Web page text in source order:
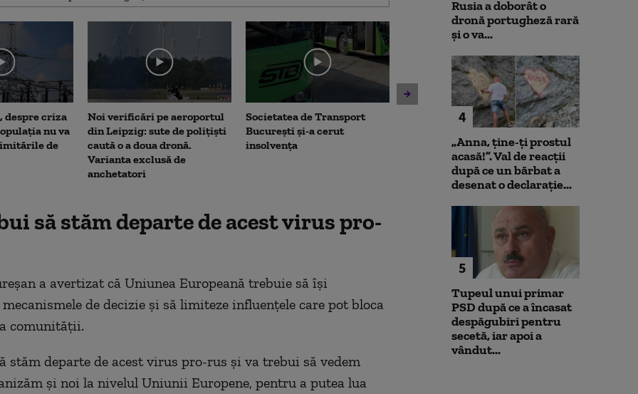
despre criza
nu va
de
Noi verificări pe aeroportul
din Leipzig: sute de polițiști
caută o a doua dronă.
Varianta exclusă de
anchetatori
Societatea de Transport
București și-a cerut
insolvența
Avertisment de la Bruxelles
după scandalul centralelor
pe cărbune: „Blocarea
angajamentelor din PNRR
poate avea consecințe
financiare”
Noua lege a
deschide
parteneriatul
Nu poți
să stăm departe de acest virus pro-
a avertizat că Uniunea Europeană trebuie să își
de decizie și să limiteze influențele care pot bloca
comunității.
stăm departe de acest virus pro-rus și va trebui să vedem
și noi la nivelul Uniunii Europene, pentru a putea lua
Rusia a doborât o
dronă portugheză rară
și o va...
4
„Anna, ţine-ţi prostul
acasă!”. Val de reacții
după ce un bărbat a
desenat o declarație...
5
Tupeul unui primar
PSD după ce a încasat
despăgubiri pentru
secetă, iar apoi a
vândut...